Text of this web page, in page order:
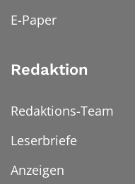
E-Paper
Redaktion
Redaktions-Team
Leserbriefe
Anzeigen